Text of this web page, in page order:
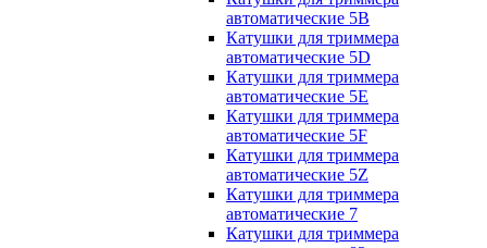
автоматические 5B
Катушки для триммера
автоматические 5D
Катушки для триммера
автоматические 5E
Катушки для триммера
автоматические 5F
Катушки для триммера
автоматические 5Z
Катушки для триммера
автоматические 7
Катушки для триммера